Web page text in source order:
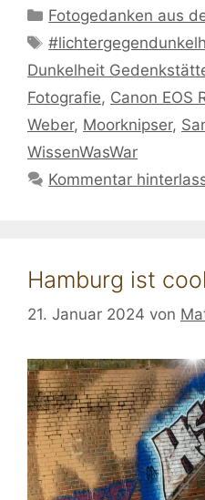
Kategorien
Fotogedanken aus
Schlagwörter
Dunkelheit
Fotografie, Canon EOS
Weber, Moorknipser,
WissenWasWar
Kommentar
Hamburg ist
21. Januar 2024 von